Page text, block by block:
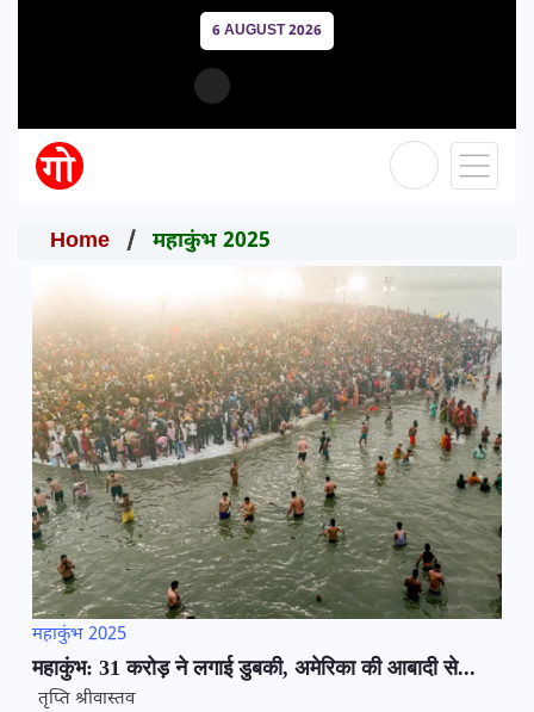
6 AUGUST 2026
Home महाकुंभ 2025
महाकुंभ 2025
महाकुंभ: 31 करोड़ ने लगाई डुबकी, अमेरिका की आबादी से...
तृप्ति श्रीवास्तव